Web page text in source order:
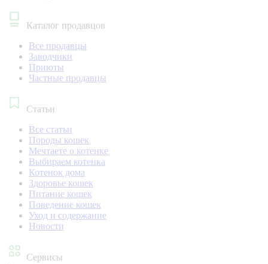
Каталог продавцов
Все продавцы
Заводчики
Приюты
Частные продавцы
Статьи
Все статьи
Породы кошек
Мечтаете о котенке
Выбираем котенка
Котенок дома
Здоровье кошек
Питание кошек
Поведение кошек
Уход и содержание
Новости
Сервисы